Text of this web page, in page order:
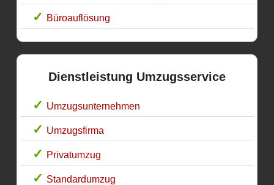
Büroauflösung
Dienstleistung Umzugsservice
Umzugsunternehmen
Umzugsfirma
Privatumzug
Standardumzug